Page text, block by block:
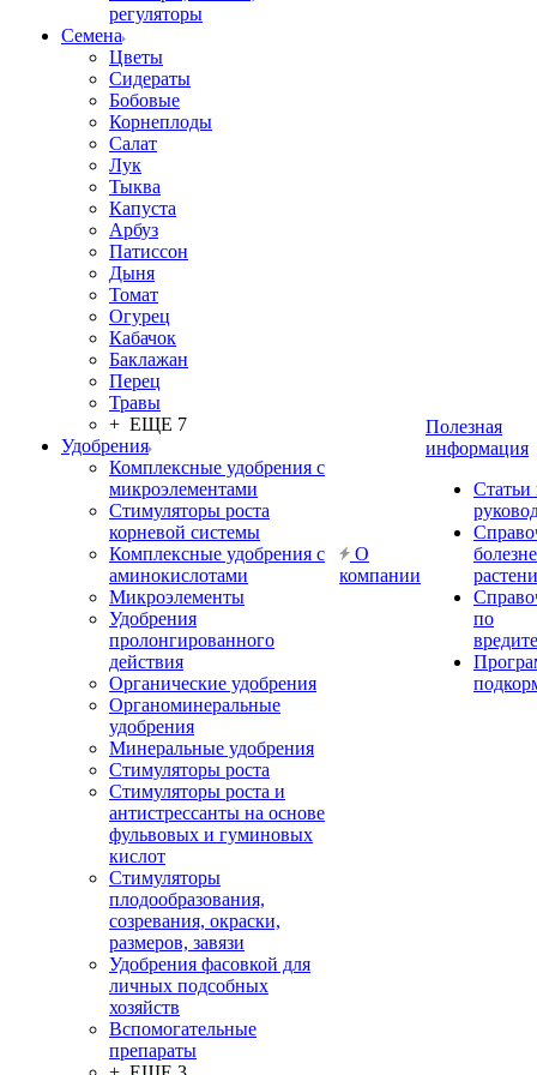
регуляторы
Семена
Цветы
Сидераты
Бобовые
Корнеплоды
Салат
Лук
Тыква
Капуста
Арбуз
Патиссон
Дыня
Томат
Огурец
Кабачок
Баклажан
Перец
Травы
+ ЕЩЕ 7
Удобрения
Комплексные удобрения с
микроэлементами
Стимуляторы роста
корневой системы
Комплексные удобрения с
аминокислотами
Микроэлементы
Удобрения
пролонгированного
действия
Органические удобрения
Органоминеральные
удобрения
Минеральные удобрения
Стимуляторы роста
Стимуляторы роста и
антистрессанты на основе
фульвовых и гуминовых
кислот
Стимуляторы
плодообразования,
созревания, окраски,
размеров, завязи
Удобрения фасовкой для
личных подсобных
хозяйств
Вспомогательные
препараты
О
компании
Полезная
информация
Статьи
по